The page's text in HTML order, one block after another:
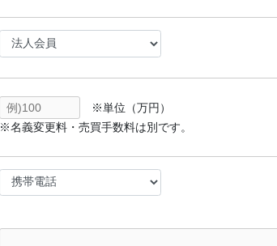
※単位（万円）
※名義変更料・売買手数料は別です。